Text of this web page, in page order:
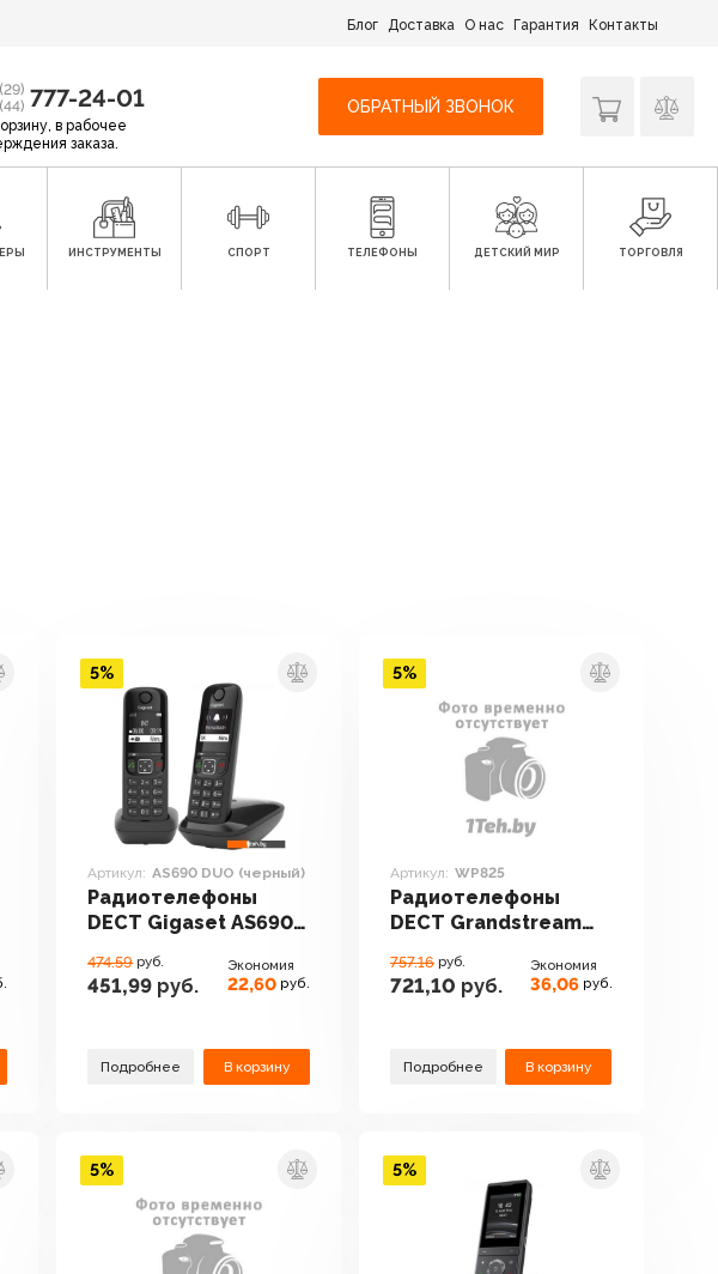
Блог Доставка О нас Гарантия Контакты
777-24-01
в рабочее
заказа.
ОБРАТНЫЙ ЗВОНОК
ИНСТРУМЕНТЫ СПОРТ ТЕЛЕФОНЫ ДЕТСКИЙ МИР ТОРГОВЛЯ
Артикул: AS690 DUO (черный)
Радиотелефоны
DECT Gigaset AS690
474.59 руб.
451,99 руб.
Экономия
22,60 руб.
Подробнее В корзину
5%
Артикул: WP825
Радиотелефоны
DECT Grandstream
757.16 руб.
721,10 руб.
Экономия
36,06 руб.
Подробнее В корзину
5%
5% 5%